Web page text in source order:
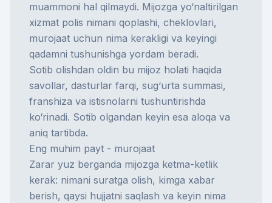
muammoni hal qilmaydi. Mijozga yo‘naltirilgan
xizmat polis nimani qoplashi, cheklovlari,
murojaat uchun nima kerakligi va keyingi
qadamni tushunishga yordam beradi.
Sotib olishdan oldin bu mijoz holati haqida
savollar, dasturlar farqi, sug‘urta summasi,
franshiza va istisnolarni tushuntirishda
ko‘rinadi. Sotib olgandan keyin esa aloqa va
aniq tartibda.
Eng muhim payt - murojaat
Zarar yuz berganda mijozga ketma-ketlik
kerak: nimani suratga olish, kimga xabar
berish, qaysi hujjatni saqlash va keyin nima